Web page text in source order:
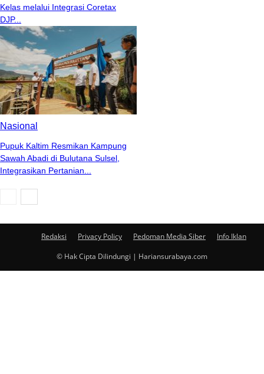
Kelas melalui Integrasi Coretax
DJP...
Nasional
Pupuk Kaltim Resmikan Kampung
Sawah Abadi di Bulutana Sulsel,
Integrasikan Pertanian...
Redaksi Privacy Policy Pedoman Media Siber
Info Iklan
© Hak Cipta Dilindungi | Hariansurabaya.com